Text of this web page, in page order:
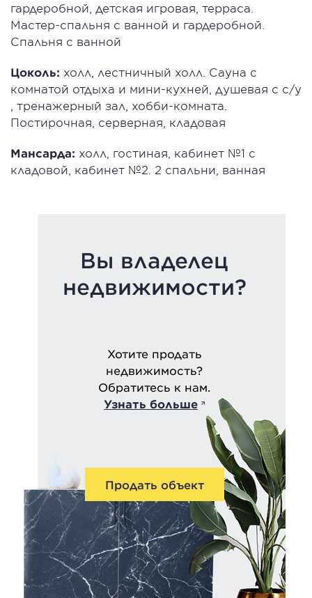
гардеробной, детская игровая, терраса.
Мастер-спальня с ванной и гардеробной.
Спальня с ванной
Цоколь: холл, лестничный холл. Сауна с
комнатой отдыха и мини-кухней, душевая с с/у
, тренажерный зал, хобби-комната.
Постирочная, серверная, кладовая
Мансарда: холл, гостиная, кабинет №1 с
кладовой, кабинет №2. 2 спальни, ванная
Вы владелец
недвижимости?
Хотите продать
недвижимость?
Обратитесь к нам.
Узнать больше
Продать объект